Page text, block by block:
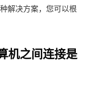
解决方案，您可以根
机之间连接是